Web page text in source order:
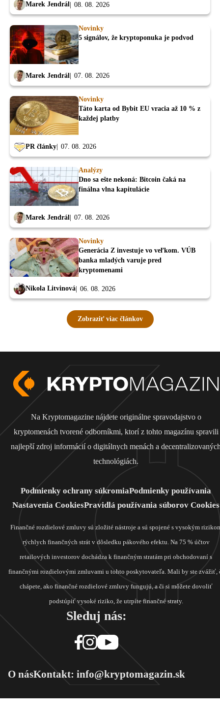
Marek Jendrál 08. 08. 2026
Novinky
5 signálov, že kryptoponuka je podvod
Marek Jendrál 07. 08. 2026
Novinky
Táto karta od Bybit EU vracia až 10 % z
každej platby
PR články 07. 08. 2026
Analýzy
Dno sa ešte nekoná: Bitcoin čaká na
finálna vlna kapitulácie
Marek Jendrál 07. 08. 2026
Novinky
Generácia Z investuje vo veľkom. VÚB
banka mladých varuje pred
kryptomenami
Nikola Litvinová 06. 08. 2026
Zobraziť viac článkov
Na Kryptomagazine nájdete originálne spravodajstvo o
kryptomenách tvorené odborníkmi, ktorí z tohto magazínu spravili
najlepší zdroj informácií o digitálnych menách a
technológiách.
Podmienky ochrany súkromiaPodmienky používania
Nastavenia CookiesPravidlá používania súborov Cookies
Finančné rozdielové zmluvy sú zložité nástroje a sú spojené s vysokým
rýchlych finančných strát v dôsledku pákového efektu. Na 75 % účtov
retailových investorov dochádza k finančným stratám pri obchodovaní s
finančnými rozdielovými zmluvami u tohto poskytovateľa. Mali by ste zvážiť,
chápete, ako finančné rozdielové zmluvy fungujú, a či si môžete dovoliť
podstúpiť vysoké riziko, že utrpíte finančné straty.
Sleduj nás:
O násKontakt: info@kryptomagazin.sk